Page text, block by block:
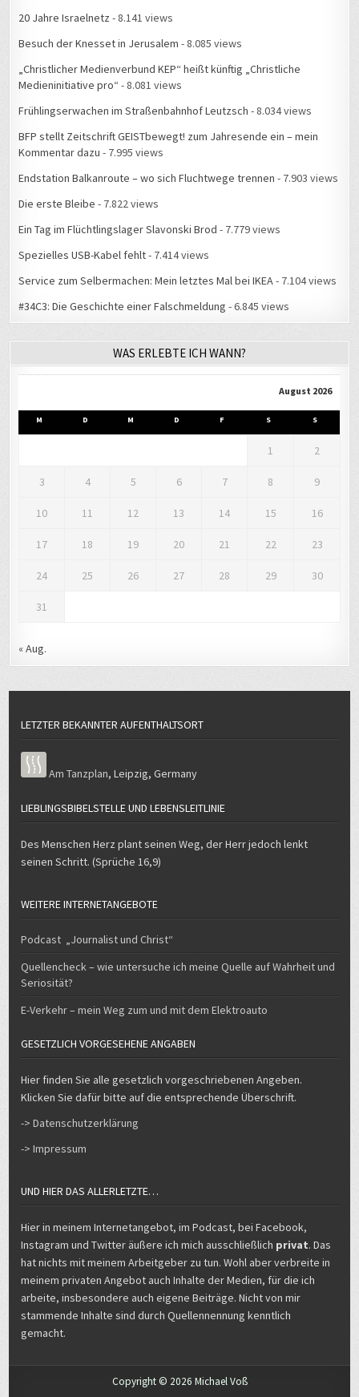
20 Jahre Israelnetz - 8.141 views
Besuch der Knesset in Jerusalem - 8.085 views
„Christlicher Medienverbund KEP“ heißt künftig „Christliche
Medieninitiative pro“ - 8.081 views
Frühlingserwachen im Straßenbahnhof Leutzsch - 8.034 views
BFP stellt Zeitschrift GEISTbewegt! zum Jahresende ein – mein
Kommentar dazu - 7.995 views
Endstation Balkanroute – wo sich Fluchtwege trennen - 7.903 views
Die erste Bleibe - 7.822 views
Ein Tag im Flüchtlingslager Slavonski Brod - 7.779 views
Spezielles USB-Kabel fehlt- 7.414 views
Service zum Selbermachen: Mein letztes Mal bei IKEA- 7.104 views
#34C3: Die Geschichte einer Falschmeldung - 6.845 views
WAS ERLEBTE ICH WANN?
August 2026
M D M D F S S
1 2
3 4 5 6 7 8 9
10 11 12 13 14 15 16
17 18 19 20 21 22 23
24 25 26 27 28 29 30
31
« Aug.
LETZTER BEKANNTER AUFENTHALTSORT
Am Tanzplan,Leipzig,Germany
LIEBLINGSBIBELSTELLE UND LEBENSLEITLINIE
Des Menschen Herz plant seinen Weg, der Herr jedoch lenkt
seinen Schritt. (Sprüche 16,9)
WEITERE INTERNETANGEBOTE
Podcast „Journalist und Christ“
Quellencheck – wie untersuche ich meine Quelle auf Wahrheit und
Seriosität?
E-Verkehr – mein Weg zum und mit dem Elektroauto
GESETZLICH VORGESEHENE ANGABEN
Hier finden Sie alle gesetzlich vorgeschriebenen Angeben.
Klicken Sie dafür bitte auf die entsprechende Überschrift.
-> Datenschutzerklärung
-> Impressum
UND HIER DAS ALLERLETZTE…
Hier in meinem Internetangebot, im Podcast, bei Facebook,
Instagram und Twitter äußere ich mich ausschließlich privat. Das
hat nichts mit meinem Arbeitgeber zu tun. Wohl aber verbreite in
meinem privaten Angebot auch Inhalte der Medien, für die ich
arbeite, insbesondere auch eigene Beiträge. Nicht von mir
stammende Inhalte sind durch Quellennennung kenntlich
gemacht.
Copyright © 2026 Michael Voß